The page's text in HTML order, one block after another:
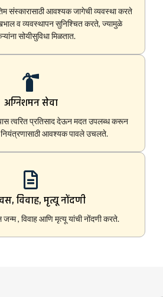
संस्कारासाठी आवश्यक जागेची व्यवस्था करते
व व्यवस्थापन सुनिश्चित करते, ज्यामुळे
सोयीसुविधा मिळतात.
अग्निशमन सेवा
त्वरित प्रतिसाद देऊन मदत उपलब्ध करून
आवश्यक पावले उचलते.
विवाह, मृत्यू नोंदणी
जन्म , विवाह आणि मृत्यू यांची नोंदणी करते.